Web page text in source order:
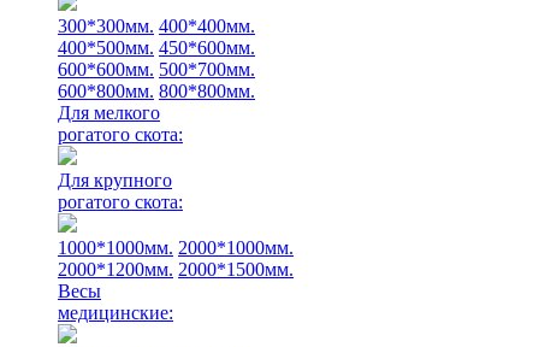
300*300мм. 400*400мм.
400*500мм. 450*600мм.
600*600мм. 500*700мм.
600*800мм. 800*800мм.
Для мелкого
рогатого скота:
Для крупного
рогатого скота:
1000*1000мм. 2000*1000мм.
2000*1200мм. 2000*1500мм.
Весы
медицинские: